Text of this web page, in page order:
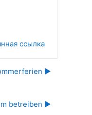
ссылка
▶︎
betreiben ▶︎